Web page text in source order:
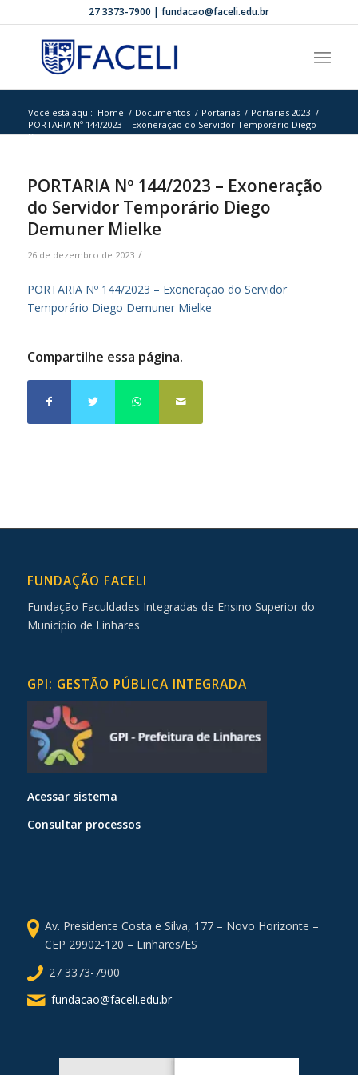
27 3373-7900 | fundacao@faceli.edu.br
Você está aqui: Home / Documentos / Portarias / Portarias 2023 /
PORTARIA Nº 144/2023 – Exoneração do Servidor Temporário Diego
Dem...
PORTARIA Nº 144/2023 – Exoneração
do Servidor Temporário Diego
Demuner Mielke
26 de dezembro de 2023 /
PORTARIA Nº 144/2023 – Exoneração do Servidor
Temporário Diego Demuner Mielke
Compartilhe essa página.
FUNDAÇÃO FACELI
Fundação Faculdades Integradas de Ensino Superior do
Município de Linhares
GPI: GESTÃO PÚBLICA INTEGRADA
Acessar sistema
Consultar processos
Av. Presidente Costa e Silva, 177 – Novo Horizonte –
CEP 29902-120 – Linhares/ES
27 3373-7900
fundacao@faceli.edu.br